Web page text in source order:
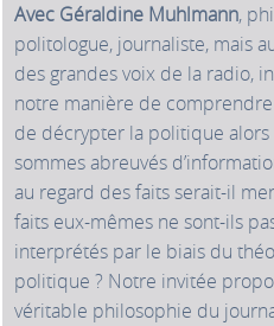
Avec Géraldine Muhlmann,
politologue, journaliste, mais
des grandes voix de la radio,
notre manière de
de décrypter la politique alors
sommes abreuvés
au regard des faits serait-il
faits eux-mêmes ne sont-ils
interprétés par le biais du
politique ? Notre invitée
véritable philosophie du